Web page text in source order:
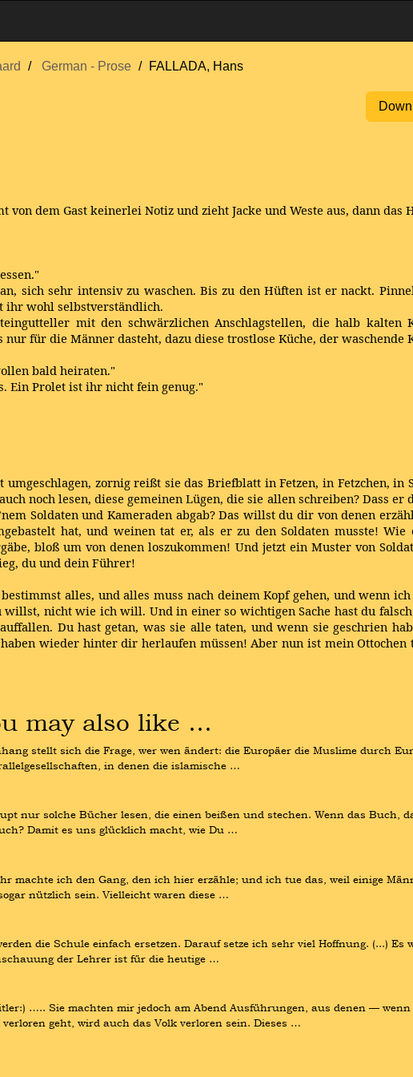
German - Prose FALLADA, Hans
dem Gast keinerlei Notiz und zieht Jacke und Weste aus, dann das
sich sehr intensiv zu waschen. Bis zu den Hüften ist er nackt.
ihr wohl selbstverständlich.
mit den schwärzlichen Anschlagstellen, die halb kalten
für die Männer dasteht, dazu diese trostlose Küche, der waschende
bald heiraten."
Ein Prolet ist ihr nicht fein genug."
zornig reißt sie das Briefblatt in Fetzen, in Fetzchen, in
noch lesen, diese gemeinen Lügen, die sie allen schreiben? Dass er
Soldaten und Kameraden abgab? Das willst du dir von denen
hat, und weinen tat er, als er zu den Soldaten musste!
bloß um von denen loszukommen! Und jetzt ein Muster von
du und dein Führer!
alles, und alles muss nach deinem Kopf gehen, und wenn
nicht wie ich will. Und in einer so wichtigen Sache hast du
Du hast getan, was sie alle taten, und wenn sie geschrien
wieder hinter dir herlaufen müssen! Aber nun ist mein
may also like …
stellt sich die Frage, wer wen ändert: die Europäer die Muslime durch
in denen die islamische …
nur solche Bücher lesen, die einen beißen und stechen. Wenn das Buch,
Damit es uns glücklich macht, wie Du …
machte ich den Gang, den ich hier erzähle; und ich tue das, weil einige
nützlich sein. Vielleicht waren diese …
die Schule einfach ersetzen. Darauf setze ich sehr viel Hoffnung. (...) Es
der Lehrer ist für die heutige …
….. Sie machten mir jedoch am Abend Ausführungen, aus denen —
geht, wird auch das Volk verloren sein. Dieses …